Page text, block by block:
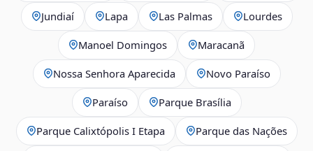
Jundiaí Lapa Las Palmas Lourdes
Manoel Domingos Maracanã
Nossa Senhora Aparecida Novo Paraíso
Paraíso Parque Brasília
Parque Calixtópolis I Etapa Parque das Nações